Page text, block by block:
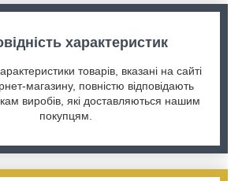
характеристик
товарів, вказані на сайті
магазину, повністю відповідають
виробів, які доставляються нашим
покупцям.